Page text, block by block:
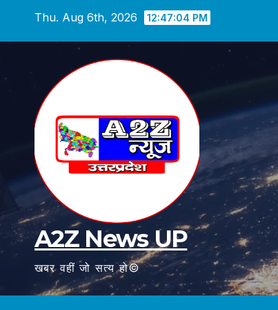
Thu. Aug 6th, 2026 12:47:06 PM
A2Z News UP
खबर वहीं जो सत्य हो©